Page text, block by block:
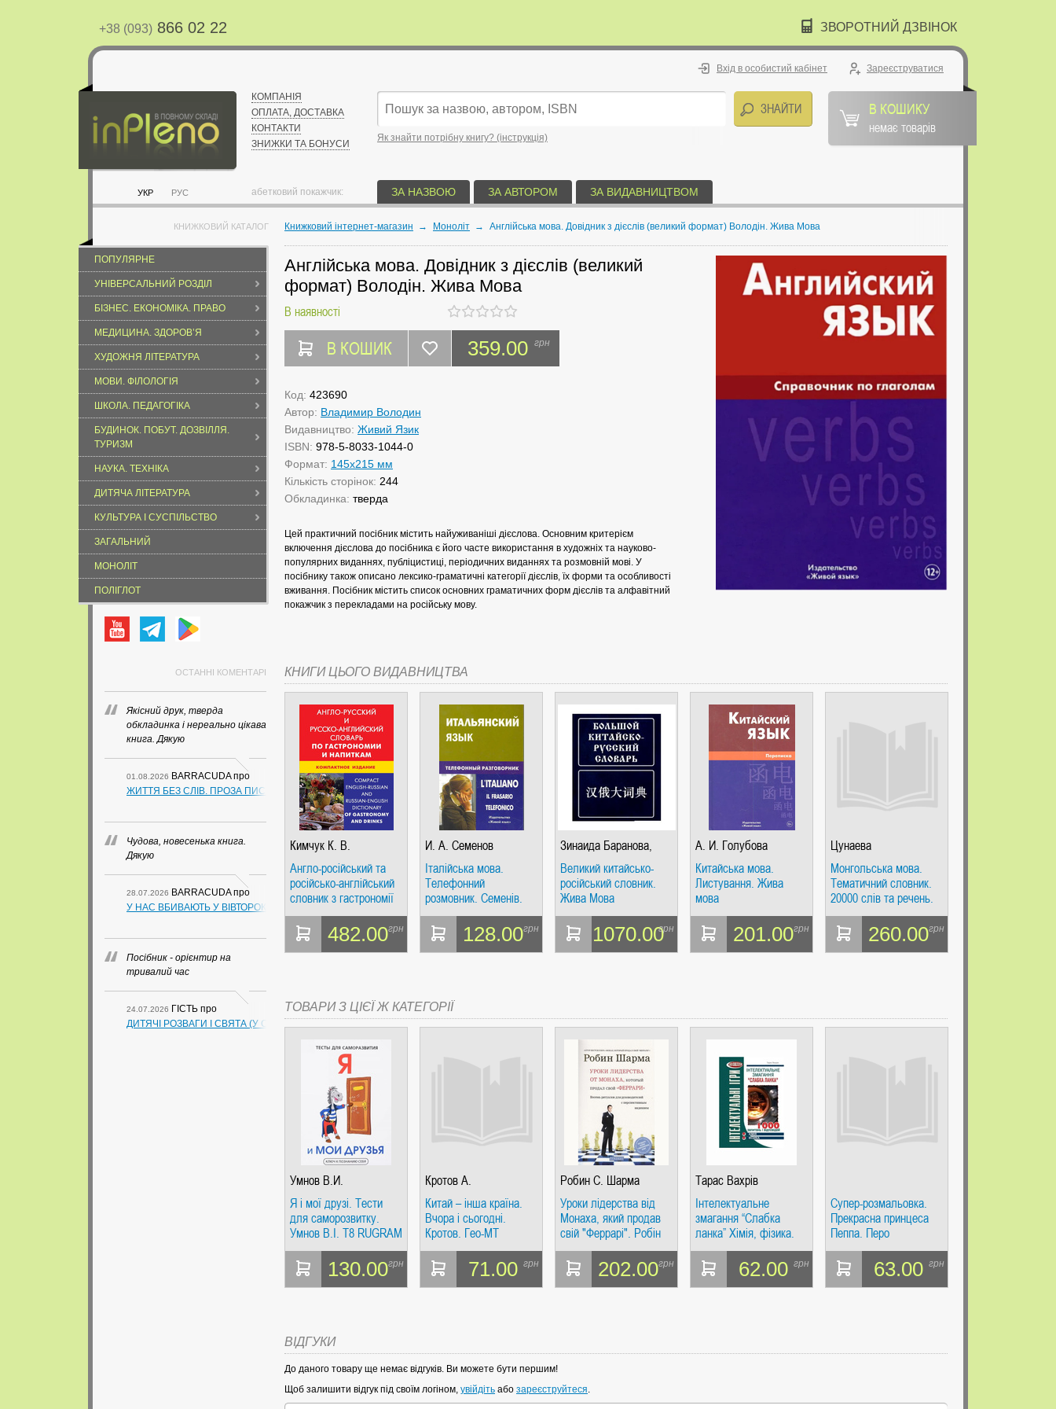
+38 (093) 866 02 22 ЗВОРОТНИЙ ДЗВІНОК
УКР РУС
КОМПАНІЯ
ОПЛАТА, ДОСТАВКА
КОНТАКТИ
ЗНИЖКИ ТА БОНУСИ
Вхід в особистий кабінет Зареєструватися
Як знайти потрібну книгу? (інструкція)
В КОШИКУ
немає товарів
абетковий покажчик: ЗА НАЗВОЮ ЗА АВТОРОМ ЗА ВИДАВНИЦТВОМ
КНИЖКОВИЙ КАТАЛОГ
ПОПУЛЯРНЕ
УНІВЕРСАЛЬНИЙ РОЗДІЛ
БІЗНЕС. ЕКОНОМІКА. ПРАВО
МЕДИЦИНА. ЗДОРОВ’Я
ХУДОЖНЯ ЛІТЕРАТУРА
МОВИ. ФІЛОЛОГІЯ
ШКОЛА. ПЕДАГОГІКА
БУДИНОК. ПОБУТ. ДОЗВІЛЛЯ.
ТУРИЗМ
НАУКА. ТЕХНІКА
ДИТЯЧА ЛІТЕРАТУРА
КУЛЬТУРА І СУСПІЛЬСТВО
ЗАГАЛЬНИЙ
МОНОЛІТ
ПОЛІГЛОТ
ОСТАННІ КОМЕНТАРІ
Якісний друк, тверда
обкладинка і нереально цікава
книга. Дякую
01.08.2026 BARRACUDAпро
ЖИТТЯ БЕЗ СЛІВ. ПРОЗА ПИСЬМЕННИКІВ ІЗ ГУАНСІ. ГІПЕРІОН
Чудова, новесенька книга.
Дякую
28.07.2026 BARRACUDAпро
У НАС ВБИВАЮТЬ У ВІВТОРОК. СЛАПОВСЬКИЙ О.І. ЧАС
Посібник - орієнтир на
тривалий час
24.07.2026 ГІСТЬ про
ДИТЯЧІ РОЗВАГИ І СВЯТА (У СХЕМАХ, ТАБЛИЦЯХ, ВИЗНАЧЕННЯХ, СЦЕНАРІЯХ). АНТОНІНА ШЕВЧУК. МАНДРІВЕЦЬ
Книжковий інтернет-магазин → Моноліт → Англійська мова. Довідник з дієслів (великий формат) Володін. Жива Мова
Англійська мова. Довідник з дієслів (великий
формат) Володін. Жива Мова
В наявності
В КОШИК 359.00 грн
Код: 423690
Автор: Владимир Володин
Видавництво: Живий Язик
ISBN: 978-5-8033-1044-0
Формат: 145х215 мм
Кількість сторінок: 244
Обкладинка: тверда
Цей практичний посібник містить найуживаніші дієслова. Основним критерієм
включення дієслова до посібника є його часте використання в художніх та науково-
популярних виданнях, публіцистиці, періодичних виданнях та розмовній мові. У
посібнику також описано лексико-граматичні категорії дієслів, їх форми та особливості
вживання. Посібник містить список основних граматичних форм дієслів та алфавітний
покажчик з перекладами на російську мову.
КНИГИ ЦЬОГО ВИДАВНИЦТВА
Кимчук К. В.
Англо-російський та
російсько-англійський
словник з гастрономії
та напоїв. Компактне
видання 50000 термін
482.00грн
И. А. Семенов
Італійська мова.
Телефонний
розмовник. Семенів.
Жива мова
128.00грн
Зинаида Баранова,
Василий Гладцков,
Великий китайсько-
російський словник.
Жива Мова
1070.00грн
А. И. Голубова
Китайська мова.
Листування. Жива
мова
201.00грн
Цунаева
Монгольська мова.
Тематичний словник.
20000 слів та речень.
Цунаєва. Жива Мова
260.00грн
ТОВАРИ З ЦІЄЇ Ж КАТЕГОРІЇ
Умнов В.И.
Я і мої друзі. Тести
для саморозвитку.
Умнов В.І. Т8 RUGRAM
(Наукова книга)
130.00грн
Кротов А.
Китай – інша країна.
Вчора і сьогодні.
Кротов. Гео-МТ
71.00 грн
Робин С. Шарма
Уроки лідерства від
Монаха, який продав
свій "Феррарі". Робін
С. Шарма. Софія
202.00грн
Тарас Вахрів
Інтелектуальне
змагання “Слабка
ланка” Хімія, фізика.
Тарас Вахрів.
Мандрівець62.00 грн
Супер-розмальовка.
Прекрасна принцеса
Пеппа. Перо
63.00 грн
ВІДГУКИ
До даного товару ще немає відгуків. Ви можете бути першим!
Щоб залишити відгук під своїм логіном, увійдіть або зареєструйтеся.